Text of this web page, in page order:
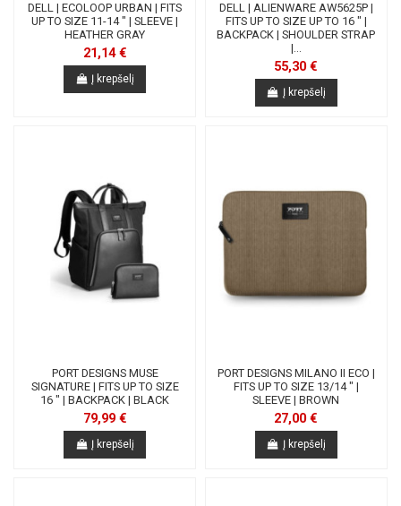
DELL | ECOLOOP URBAN | FITS
UP TO SIZE 11-14 " | SLEEVE |
HEATHER GRAY
21,14 €
Į krepšelį
DELL | ALIENWARE AW5625P |
FITS UP TO SIZE UP TO 16 " |
BACKPACK | SHOULDER STRAP
|...
55,30 €
Į krepšelį
PORT DESIGNS MUSE
SIGNATURE | FITS UP TO SIZE
16 " | BACKPACK | BLACK
79,99 €
Į krepšelį
PORT DESIGNS MILANO II ECO |
FITS UP TO SIZE 13/14 " |
SLEEVE | BROWN
27,00 €
Į krepšelį